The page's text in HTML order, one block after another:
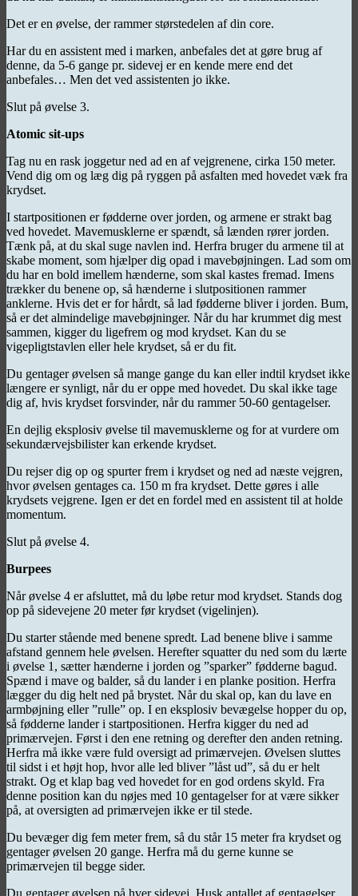
Det er en øvelse, der rammer størstedelen af din core.
Har du en assistent med i marken, anbefales det at gøre brug af
denne, da 5-6 gange pr. sidevej er en kende mere end det
anbefales… Men det ved assistenten jo ikke.
Slut på øvelse 3.
Atomic sit-ups
Tag nu en rask joggetur ned ad en af vejgrenene, cirka 150 meter.
Vend dig om og læg dig på ryggen på asfalten med hovedet væk fra
krydset.
I startpositionen er fødderne over jorden, og armene er strakt bag
ved hovedet. Mavemusklerne er spændt, så lænden rører jorden.
Tænk på, at du skal suge navlen ind. Herfra bruger du armene til at
skabe moment, som hjælper dig opad i mavebøjningen. Lad som om
du har en bold imellem hænderne, som skal kastes fremad. Imens
trækker du benene op, så hænderne i slutpositionen rammer
anklerne. Hvis det er for hårdt, så lad fødderne bliver i jorden. Bum,
så er det almindelige mavebøjninger. Når du har krummet dig mest
sammen, kigger du ligefrem og mod krydset. Kan du se
vigepligtstavlen eller hele krydset, så er du fit.
Du gentager øvelsen så mange gange du kan eller indtil krydset ikke
længere er synligt, når du er oppe med hovedet. Du skal ikke tage
dig af, hvis krydset forsvinder, når du rammer 50-60 gentagelser.
En dejlig eksplosiv øvelse til mavemusklerne og for at vurdere om
sekundærvejsbilister kan erkende krydset.
Du rejser dig op og spurter frem i krydset og ned ad næste vejgren,
hvor øvelsen gentages ca. 150 m fra krydset. Dette gøres i alle
krydsets vejgrene. Igen er det en fordel med en assistent til at holde
momentum.
Slut på øvelse 4.
Burpees
Når øvelse 4 er afsluttet, må du løbe retur mod krydset. Stands dog
op på sidevejene 20 meter før krydset (vigelinjen).
Du starter stående med benene spredt. Lad benene blive i samme
afstand gennem hele øvelsen. Herefter squatter du ned som du lærte
i øvelse 1, sætter hænderne i jorden og ”sparker” fødderne bagud.
Spænd i mave og balder, så du lander i en planke position. Herfra
lægger du dig helt ned på brystet. Når du skal op, kan du lave en
armbøjning eller ”rulle” op. I en eksplosiv bevægelse hopper du op,
så fødderne lander i startpositionen. Herfra kigger du ned ad
primærvejen. Først i den ene retning og derefter den anden retning.
Herfra må ikke være fuld oversigt ad primærvejen. Øvelsen sluttes
til sidst i et højt hop, hvor alle led bliver ”låst ud”, så du er helt
strakt. Og et klap bag ved hovedet for en god ordens skyld. Fra
denne position kan du nøjes med 10 gentagelser for at være sikker
på, at oversigten ad primærvejen ikke er til stede.
Du bevæger dig fem meter frem, så du står 15 meter fra krydset og
gentager øvelsen 20 gange. Herfra må du gerne kunne se
primærvejen til begge sider.
Du gentager øvelsen på hver sidevej. Husk antallet af gentagelser